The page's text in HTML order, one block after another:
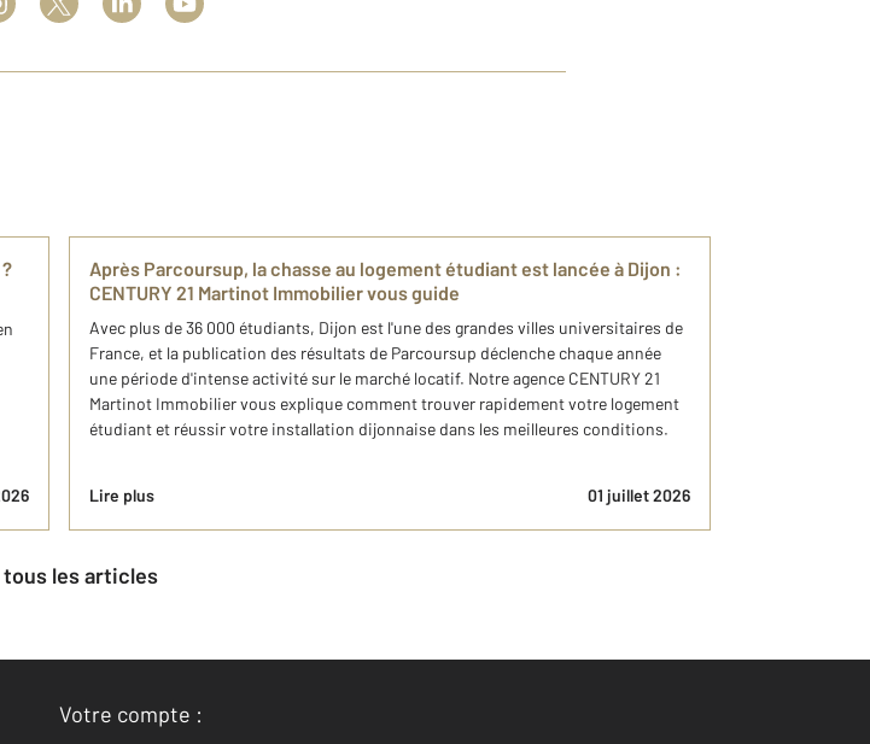
Après Parcoursup, la chasse au logement étudiant est lancée à Dijon :
CENTURY 21 Martinot Immobilier vous guide
Avec plus de 36 000 étudiants, Dijon est l'une des grandes villes universitaires de
France, et la publication des résultats de Parcoursup déclenche chaque année
une période d'intense activité sur le marché locatif. Notre agence CENTURY 21
Martinot Immobilier vous explique comment trouver rapidement votre logement
étudiant et réussir votre installation dijonnaise dans les meilleures conditions.
Lire plus 01 juillet 2026
tous les articles
Votre compte :